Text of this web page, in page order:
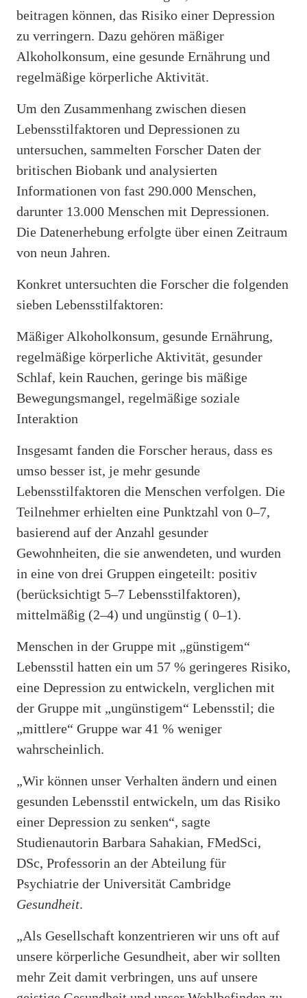
beitragen können, das Risiko einer Depression
zu verringern. Dazu gehören mäßiger
Alkoholkonsum, eine gesunde Ernährung und
regelmäßige körperliche Aktivität.
Um den Zusammenhang zwischen diesen
Lebensstilfaktoren und Depressionen zu
untersuchen, sammelten Forscher Daten der
britischen Biobank und analysierten
Informationen von fast 290.000 Menschen,
darunter 13.000 Menschen mit Depressionen.
Die Datenerhebung erfolgte über einen Zeitraum
von neun Jahren.
Konkret untersuchten die Forscher die folgenden
sieben Lebensstilfaktoren:
Mäßiger Alkoholkonsum, gesunde Ernährung,
regelmäßige körperliche Aktivität, gesunder
Schlaf, kein Rauchen, geringe bis mäßige
Bewegungsmangel, regelmäßige soziale
Interaktion
Insgesamt fanden die Forscher heraus, dass es
umso besser ist, je mehr gesunde
Lebensstilfaktoren die Menschen verfolgen. Die
Teilnehmer erhielten eine Punktzahl von 0–7,
basierend auf der Anzahl gesunder
Gewohnheiten, die sie anwendeten, und wurden
in eine von drei Gruppen eingeteilt: positiv
(berücksichtigt 5–7 Lebensstilfaktoren),
mittelmäßig (2–4) und ungünstig ( 0–1).
Menschen in der Gruppe mit „günstigem“
Lebensstil hatten ein um 57 % geringeres Risiko,
eine Depression zu entwickeln, verglichen mit
der Gruppe mit „ungünstigem“ Lebensstil; die
„mittlere“ Gruppe war 41 % weniger
wahrscheinlich.
„Wir können unser Verhalten ändern und einen
gesunden Lebensstil entwickeln, um das Risiko
einer Depression zu senken“, sagte
Studienautorin Barbara Sahakian, FMedSci,
DSc, Professorin an der Abteilung für
Psychiatrie der Universität Cambridge
Gesundheit.
„Als Gesellschaft konzentrieren wir uns oft auf
unsere körperliche Gesundheit, aber wir sollten
mehr Zeit damit verbringen, uns auf unsere